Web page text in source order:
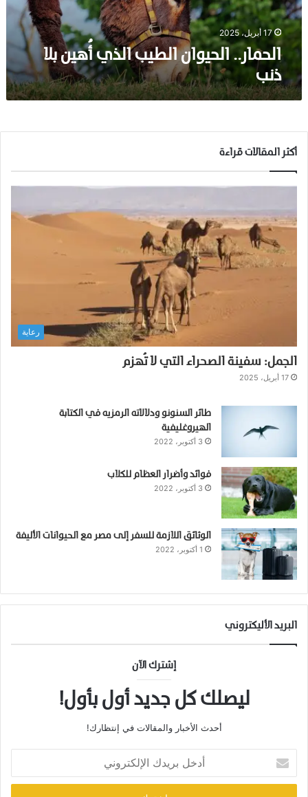
ا
ل
ح
و
ا
ن
ل
ط
ب
ب
17 أبريل، 2025
الحمار.. الحيوان الطيب الذي أُهين بلا
ذنب
أكثر المقالات قراءة
رعاية
الجمل: سفينة الصحراء التي لا تُهزم
17 أبريل، 2025
طائر السنونو ودلالاته الرمزيه في الكتابة
الهيروغليفية
3 أكتوبر، 2022
فوائد وأضرار العظام للكلاب
3 أكتوبر، 2022
الوثائق اللازمة للسفر إلى مصر مع الحيوانات الأليفة
1 أكتوبر، 2022
البريد الأليكتروني
إشترك الآن
ليصلك كل جديد أول بأول!
أحدث الأخبار والمقالات في إنتظارك!
خ